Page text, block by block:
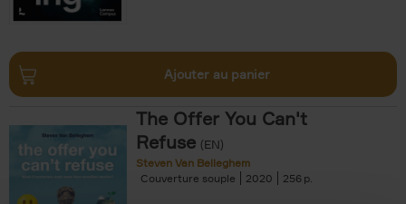
Ajouter au panier
The Offer You Can't
Refuse (EN)
Steven Van Belleghem
Couverture souple
2020 256